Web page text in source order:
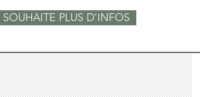
SOUHAITE PLUS D'INFOS